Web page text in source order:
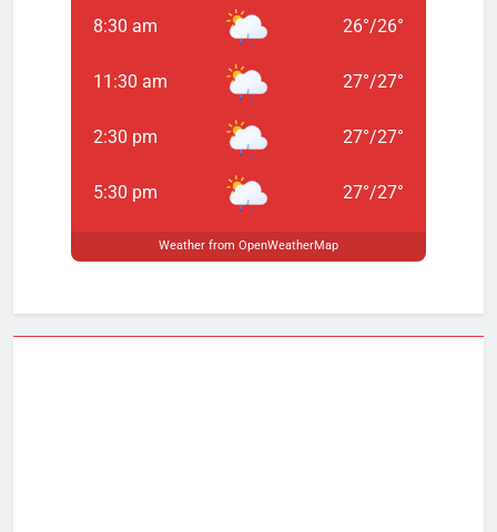
8:30 am 26°/26°
11:30 am 27°/27°
2:30 pm 27°/27°
5:30 pm 27°/27°
Weather from OpenWeatherMap